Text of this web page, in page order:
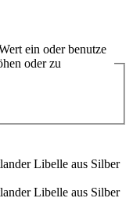
ein oder benutze
oder zu